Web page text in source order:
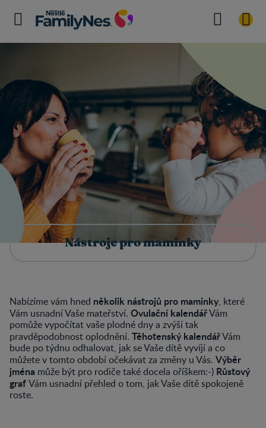
Nástroje pro maminky
Nabízíme vám hned několik nástrojů pro maminky, které
Vám usnadní Vaše mateřství. Ovulační kalendářVám
pomůže vypočítat vaše plodné dny a zvýší tak
pravděpodobnost oplodnění. Těhotenský kalendářVám
bude po týdnu odhalovat, jak se Vaše dítě vyvíjí a co
můžete v tomto období očekávat za změny u Vás. Výběr
jména může být pro rodiče také docela oříškem:-) Růstový
grafVám usnadní přehled o tom, jak Vaše dítě spokojeně
roste.